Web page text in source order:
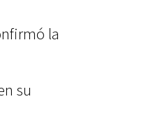
la
su